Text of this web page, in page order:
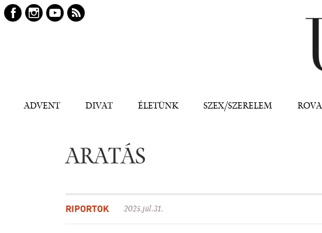
ADVENT DIVAT ÉLETÜNK SZEX/SZERELEM
ARATÁS
RIPORTOK 2025.júl.31.